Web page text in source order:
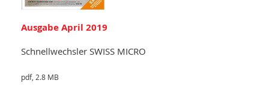
Ausgabe April 2019
Schnellwechsler SWISS MICRO
pdf, 2.8 MB